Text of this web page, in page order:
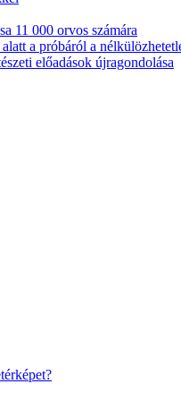
11 000 orvos számára
a próbáról a
előadások újragondolása